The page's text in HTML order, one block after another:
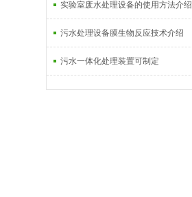
实验室废水处理设备的使用方法介绍
污水处理设备膜生物反应技术介绍
污水一体化处理装置可制定